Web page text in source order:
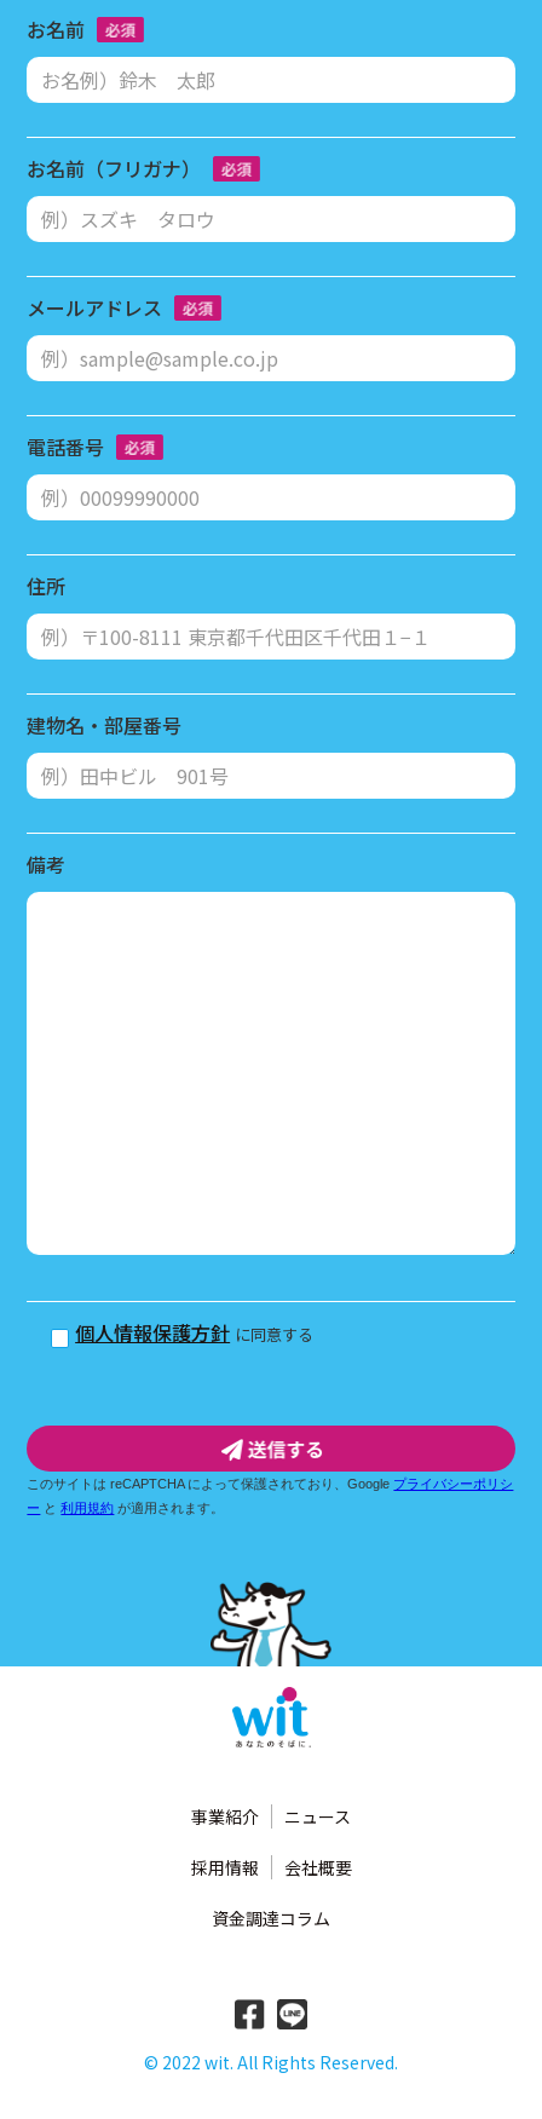
お名前
お名前（フリガナ）
メールアドレス
電話番号
住所
建物名・部屋番号
備考
個人情報保護方針 に同意する
このサイトは reCAPTCHA によって保護されており、Google プライバシーポリシ
ー と利用規約 が適用されます。
事業紹介 ニュース
採用情報 会社概要
資金調達コラム
© 2022 wit. All Rights Reserved.